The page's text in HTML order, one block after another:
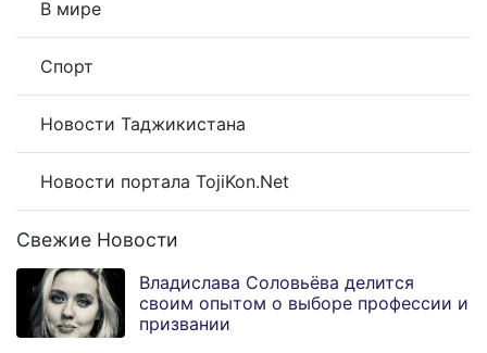
В мире
Спорт
Новости Таджикистана
Новости портала TojiKon.Net
Свежие Новости
Владислава Соловьёва делится
своим опытом о выборе профессии и
призвании